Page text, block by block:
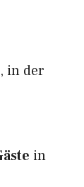
in der
in